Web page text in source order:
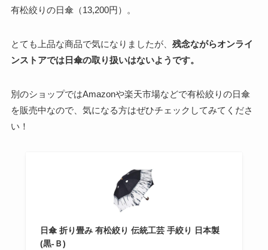
有松絞りの日傘（13,200円）。
とても上品な商品で気になりましたが、 残念ながらオンライ
ンストアでは日傘の取り扱いはないようです。
別のショップではAmazonや楽天市場などで有松絞りの日傘
を販売中なので、気になる方はぜひチェックしてみてくださ
い！
日傘 折り畳み 有松絞り 伝統工芸 手絞り 日本製
(黒-Ｂ)